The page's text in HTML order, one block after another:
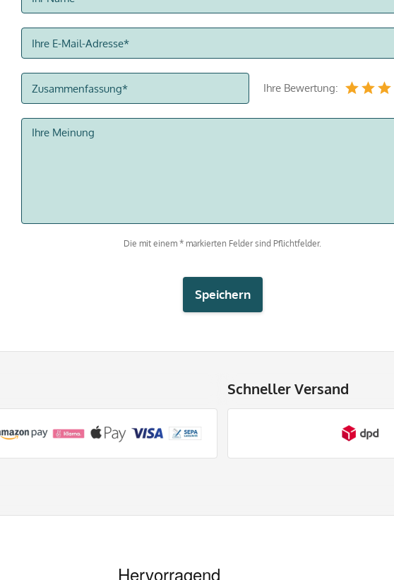
Ihre Bewertung:
Die mit einem * markierten Felder sind Pflichtfelder.
Speichern
Schneller Versand